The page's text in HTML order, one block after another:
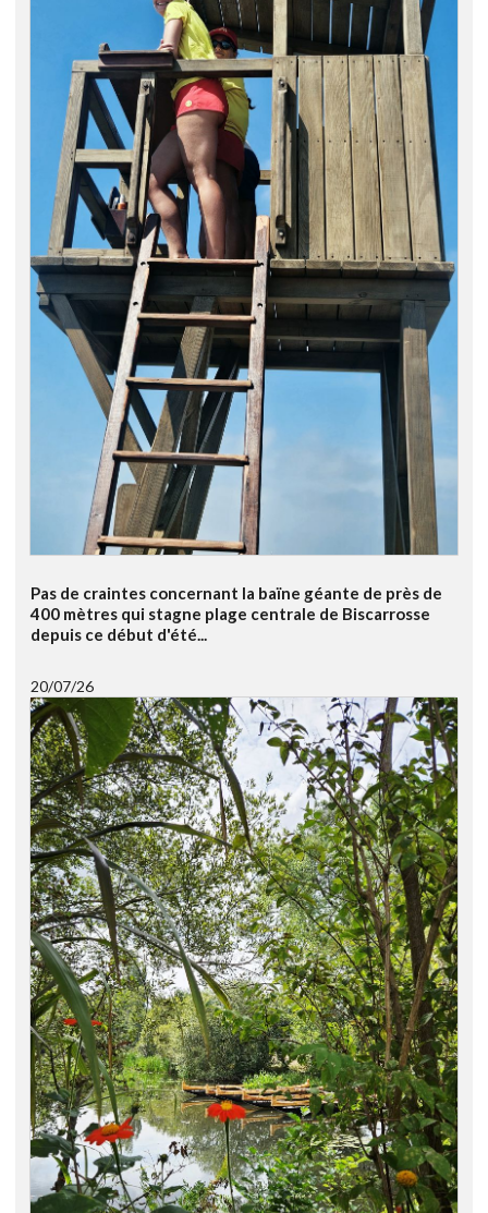
Pas de craintes concernant la baïne géante de près de
400 mètres qui stagne plage centrale de Biscarrosse
depuis ce début d'été...
20/07/26